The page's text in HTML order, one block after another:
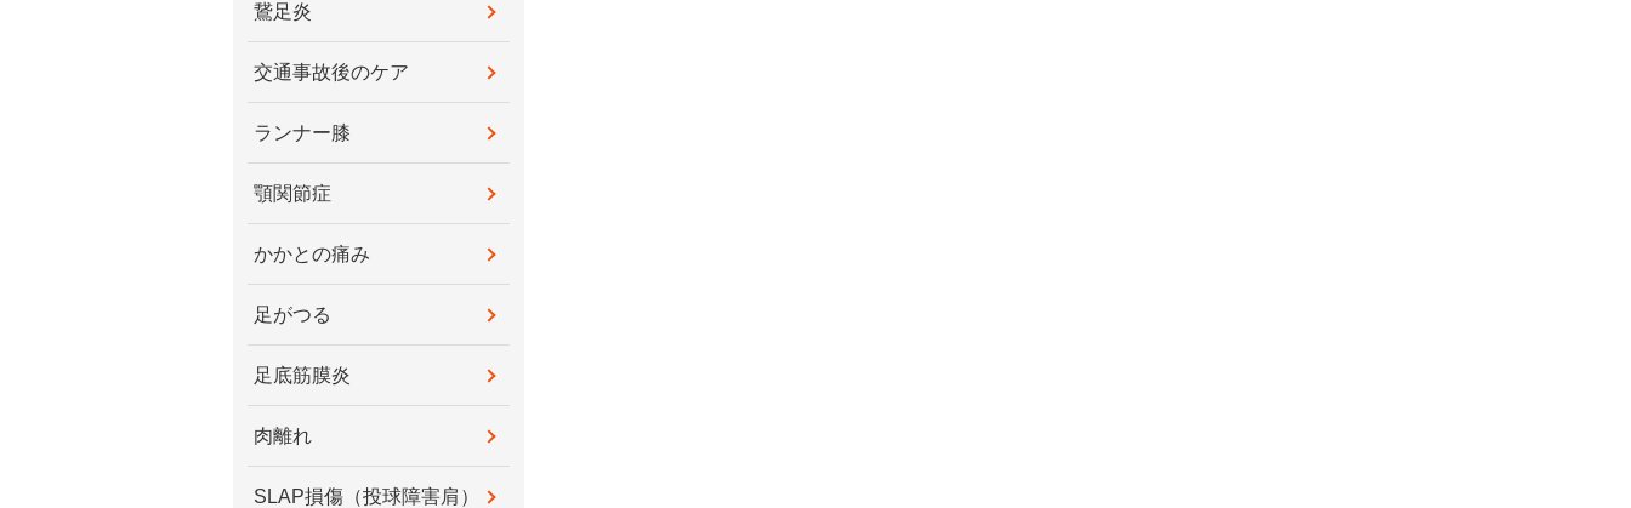
鵞足炎
交通事故後のケア
ランナー膝
顎関節症
かかとの痛み
足がつる
足底筋膜炎
肉離れ
SLAP損傷（投球障害肩）